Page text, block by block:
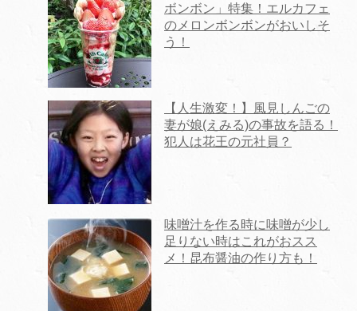
ボンボン」特集！エルカフェ
のメロンボンボンがおいしそ
う！
【人生激変！】風見しんごの
妻が娘(えみる)の事故を語る！
犯人は花王の元社員？
味噌汁を作る時に味噌が少し
足りない時はこれがおスス
メ！昆布醤油の作り方も！